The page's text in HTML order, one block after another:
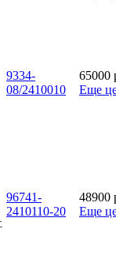
9334-
08/2410010
65000
Еще
96741-
2410110-20
48900
Еще